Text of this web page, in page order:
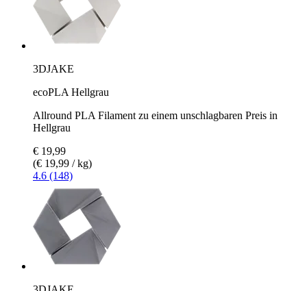
3DJAKE
ecoPLA Hellgrau
Allround PLA Filament zu einem unschlagbaren Preis in
Hellgrau
€ 19,99
(€ 19,99 / kg)
4.6 (148)